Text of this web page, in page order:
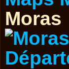
Moras